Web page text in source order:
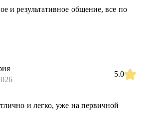
и результативное общение, все по
5.0
и легко, уже на первичной